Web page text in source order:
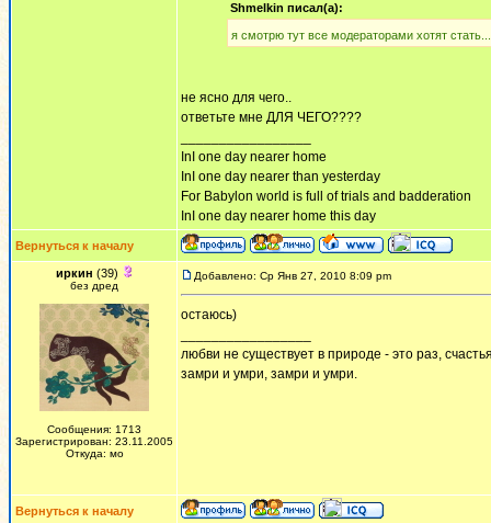
Shmelkin писал(а):
я смотрю тут все модераторами хотят
не ясно для чего..
ответьте мне ДЛЯ ЧЕГО????
InI one day nearer home
InI one day nearer than yesterday
For Babylon world is full of trials and badderation
InI one day nearer home this day
Вернуться к началу
иркин (39)
без дред
Сообщения: 1713
Зарегистрирован: 23.11.2005
Откуда: мо
Добавлено: Ср Янв 27, 2010 8:09 pm
остаюсь)
любви не существует в природе - это раз,
замри и умри, замри и умри.
Вернуться к началу